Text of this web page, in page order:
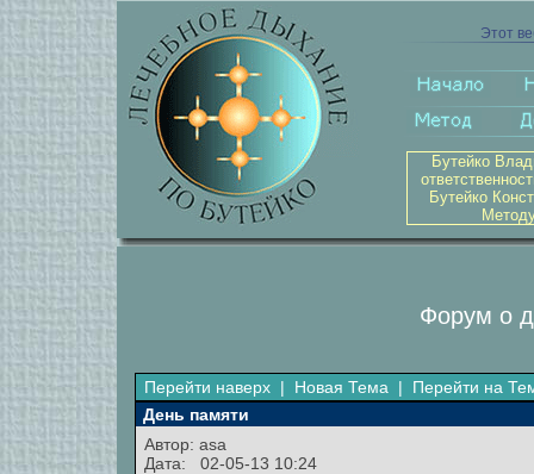
Этот
Бутейко
Бутейко
Форум о
Перейти наверх | Новая Тема | Перейти на
День памяти
Автор: asa
Дата: 02-05-13 10:24